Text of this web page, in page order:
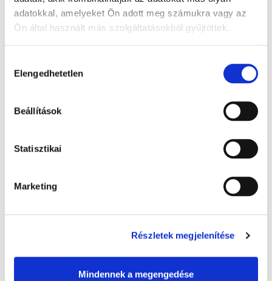
adatokkal, amelyeket Ön adott meg számukra vagy az
Ön által használt más szolgáltatásokból gyűjtöttek.
kiválasztása
Elengedhetetlen
Beállítások
Statisztikai
Marketing
Részletek megjelenítése
Mindennek a megengedése